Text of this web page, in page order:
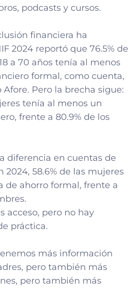
podcasts y cursos.
financiera ha
2024 reportó que 76.5% de
a 70 años tenía al menos
formal, como cuenta,
Pero la brecha sigue:
tenía al menos un
frente a 80.9% de los
diferencia en cuentas de
2024, 58.6% de las mujeres
de ahorro formal, frente a
acceso, pero no hay
práctica.
más información
pero también más
pero también más